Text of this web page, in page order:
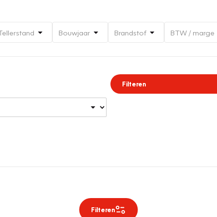
Bouwjaar Brandstof BTW / marge
Filteren
Filteren